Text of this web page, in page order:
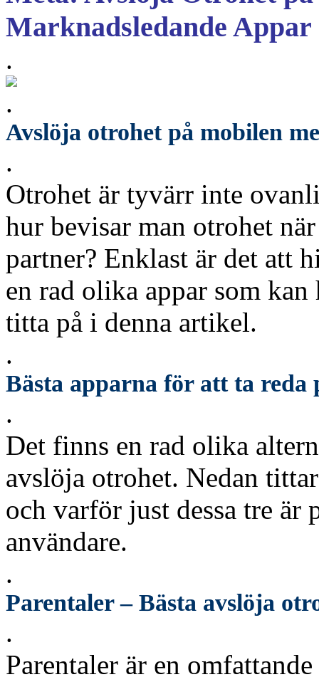
Marknadsledande Appar
.
.
Avslöja otrohet på mobilen
.
Otrohet är tyvärr inte
hur bevisar man otrohet
partner? Enklast är det att
en rad olika appar som
titta på i denna artikel.
.
Bästa apparna för att ta reda
.
Det finns en rad olika
avslöja otrohet. Nedan
och varför just dessa tre är
användare.
.
Parentaler – Bästa avslöja
.
Parentaler är en